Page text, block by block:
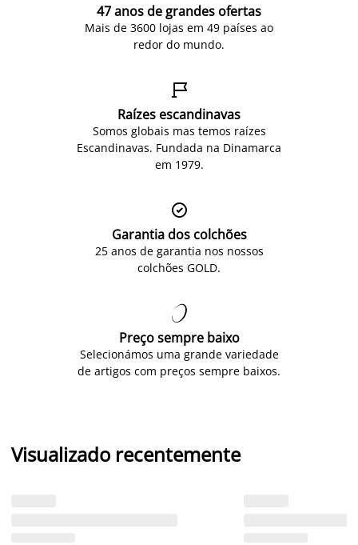
47 anos de grandes ofertas
Mais de 3600 lojas em 49 países ao
redor do mundo.

Raízes escandinavas
Somos globais mas temos raízes
Escandinavas. Fundada na Dinamarca
em 1979.

Garantia dos colchões
25 anos de garantia nos nossos
colchões GOLD.

Preço sempre baixo
Selecionámos uma grande variedade
de artigos com preços sempre baixos.
Visualizado recentemente